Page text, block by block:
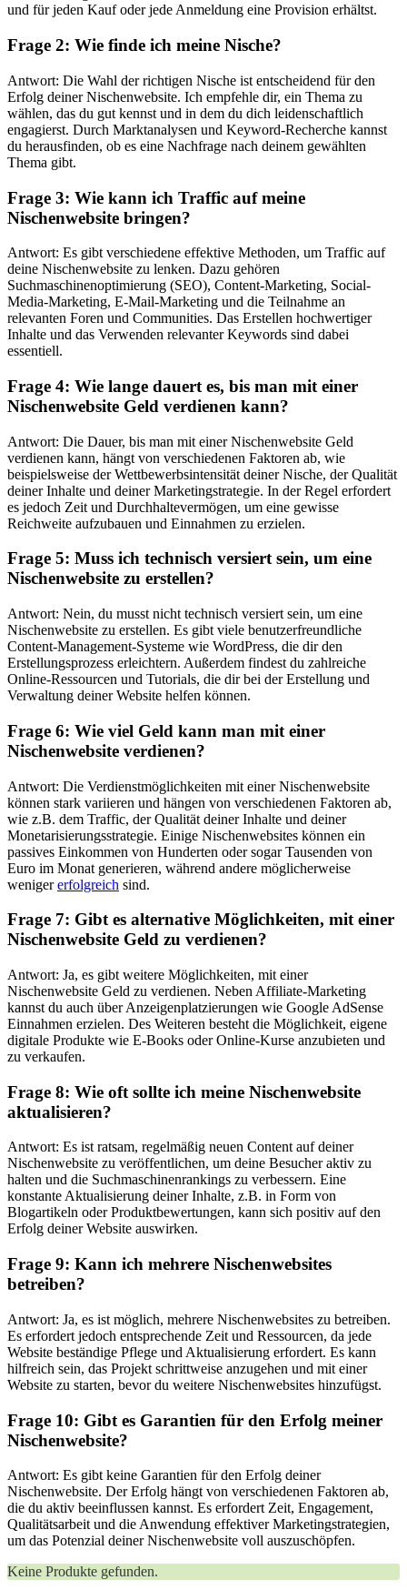
und für jeden Kauf oder jede Anmeldung eine Provision erhältst.
Frage 2: Wie finde ich meine Nische?
Antwort: Die Wahl der richtigen Nische ist entscheidend für den
Erfolg deiner Nischenwebsite. Ich empfehle dir, ein Thema zu
wählen, das du gut kennst und in dem du dich leidenschaftlich
engagierst. Durch Marktanalysen und Keyword-Recherche kannst
du herausfinden, ob es eine Nachfrage nach deinem gewählten
Thema gibt.
Frage 3: Wie kann ich Traffic auf meine
Nischenwebsite bringen?
Antwort: Es gibt verschiedene effektive Methoden, um Traffic auf
deine Nischenwebsite zu lenken. Dazu gehören
Suchmaschinenoptimierung (SEO), Content-Marketing, Social-
Media-Marketing, E-Mail-Marketing und die Teilnahme an
relevanten Foren und Communities. Das Erstellen hochwertiger
Inhalte und das Verwenden relevanter Keywords sind dabei
essentiell.
Frage 4: Wie lange dauert es, bis man mit einer
Nischenwebsite Geld verdienen kann?
Antwort: Die Dauer, bis man mit einer Nischenwebsite Geld
verdienen kann, hängt von verschiedenen Faktoren ab, wie
beispielsweise der Wettbewerbsintensität deiner Nische, der Qualität
deiner Inhalte und deiner Marketingstrategie. In der Regel erfordert
es jedoch Zeit und Durchhaltevermögen, um eine gewisse
Reichweite aufzubauen und Einnahmen zu erzielen.
Frage 5: Muss ich technisch versiert sein, um eine
Nischenwebsite zu erstellen?
Antwort: Nein, du musst nicht technisch versiert sein, um eine
Nischenwebsite zu erstellen. Es gibt viele benutzerfreundliche
Content-Management-Systeme wie WordPress, die dir den
Erstellungsprozess erleichtern. Außerdem findest du zahlreiche
Online-Ressourcen und Tutorials, die dir bei der Erstellung und
Verwaltung deiner Website helfen können.
Frage 6: Wie viel Geld kann man mit einer
Nischenwebsite verdienen?
Antwort: Die Verdienstmöglichkeiten mit einer Nischenwebsite
können stark variieren und hängen von verschiedenen Faktoren ab,
wie z.B. dem Traffic, der Qualität deiner Inhalte und deiner
Monetarisierungsstrategie. Einige Nischenwebsites können ein
passives Einkommen von Hunderten oder sogar Tausenden von
Euro im Monat generieren, während andere möglicherweise
wenigererfolgreich sind.
Frage 7: Gibt es alternative Möglichkeiten, mit einer
Nischenwebsite Geld zu verdienen?
Antwort: Ja, es gibt weitere Möglichkeiten, mit einer
Nischenwebsite Geld zu verdienen. Neben Affiliate-Marketing
kannst du auch über Anzeigenplatzierungen wie Google AdSense
Einnahmen erzielen. Des Weiteren besteht die Möglichkeit, eigene
digitale Produkte wie E-Books oder Online-Kurse anzubieten und
zu verkaufen.
Frage 8: Wie oft sollte ich meine Nischenwebsite
aktualisieren?
Antwort: Es ist ratsam, regelmäßig neuen Content auf deiner
Nischenwebsite zu veröffentlichen, um deine Besucher aktiv zu
halten und die Suchmaschinenrankings zu verbessern. Eine
konstante Aktualisierung deiner Inhalte, z.B. in Form von
Blogartikeln oder Produktbewertungen, kann sich positiv auf den
Erfolg deiner Website auswirken.
Frage 9: Kann ich mehrere Nischenwebsites
betreiben?
Antwort: Ja, es ist möglich, mehrere Nischenwebsites zu betreiben.
Es erfordert jedoch entsprechende Zeit und Ressourcen, da jede
Website beständige Pflege und Aktualisierung erfordert. Es kann
hilfreich sein, das Projekt schrittweise anzugehen und mit einer
Website zu starten, bevor du weitere Nischenwebsites hinzufügst.
Frage 10: Gibt es Garantien für den Erfolg meiner
Nischenwebsite?
Antwort: Es gibt keine Garantien für den Erfolg deiner
Nischenwebsite. Der Erfolg hängt von verschiedenen Faktoren ab,
die du aktiv beeinflussen kannst. Es erfordert Zeit, Engagement,
Qualitätsarbeit und die Anwendung effektiver Marketingstrategien,
um das Potenzial deiner Nischenwebsite voll auszuschöpfen.
Keine Produkte gefunden.